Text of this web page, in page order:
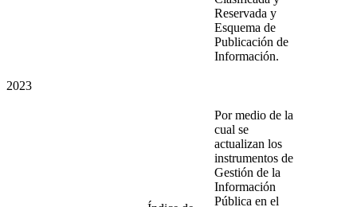
Reservada y
Esquema de
Publicación de
Información.
2023
Por medio de la
cual se
actualizan los
instrumentos de
Gestión de la
Información
Pública en el